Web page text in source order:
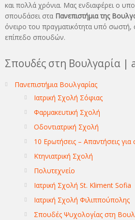
και πολλά χρόνια. Μας ενδιαφέρει ο
σπουδάσει στα Πανεπιστήμια της
όνειρo του πραγματικότητα υπό
επίπεδο σπουδών.
Σπουδές στη Βουλγαρία |
Πανεπιστήμια Βουλγαρίας
Ιατρική Σχολή Σόφιας
Φαρμακευτική Σχολή
Οδοντιατρική Σχολή
10 Ερωτήσεις – Απαντήσεις
Κτηνιατρική Σχολή
Πολυτεχνείο
Ιατρική Σχολή St. Kliment Sofia
Ιατρική Σχολή Φιλιππούπολης
Σπουδές Ψυχολογίας στη